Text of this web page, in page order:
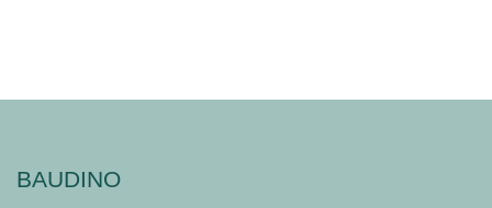
BAUDINO